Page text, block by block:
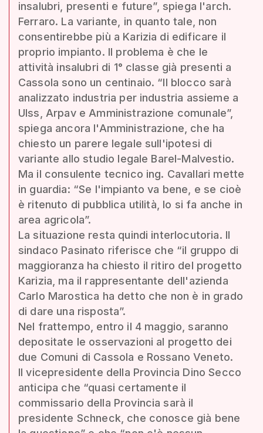
insalubri, presenti e future”, spiega l'arch.
Ferraro. La variante, in quanto tale, non
consentirebbe più a Karizia di edificare il
proprio impianto. Il problema è che le
attività insalubri di 1° classe già presenti a
Cassola sono un centinaio. “Il blocco sarà
analizzato industria per industria assieme a
Ulss, Arpav e Amministrazione comunale”,
spiega ancora l'Amministrazione, che ha
chiesto un parere legale sull'ipotesi di
variante allo studio legale Barel-Malvestio.
Ma il consulente tecnico ing. Cavallari mette
in guardia: “Se l'impianto va bene, e se cioè
è ritenuto di pubblica utilità, lo si fa anche in
area agricola”.
La situazione resta quindi interlocutoria. Il
sindaco Pasinato riferisce che “il gruppo di
maggioranza ha chiesto il ritiro del progetto
Karizia, ma il rappresentante dell'azienda
Carlo Marostica ha detto che non è in grado
di dare una risposta”.
Nel frattempo, entro il 4 maggio, saranno
depositate le osservazioni al progetto dei
due Comuni di Cassola e Rossano Veneto.
Il vicepresidente della Provincia Dino Secco
anticipa che “quasi certamente il
commissario della Provincia sarà il
presidente Schneck, che conosce già bene